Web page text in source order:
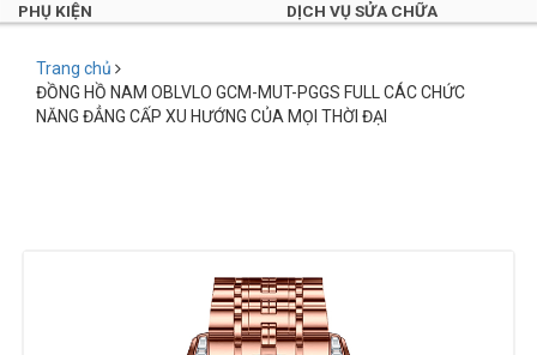
PHỤ KIỆN
DỊCH VỤ SỬA CHỮA
Trang chủ
ĐỒNG HỒ NAM OBLVLO GCM-MUT-PGGS FULL CÁC CHỨC
NĂNG ĐẲNG CẤP XU HƯỚNG CỦA MỌI THỜI ĐẠI